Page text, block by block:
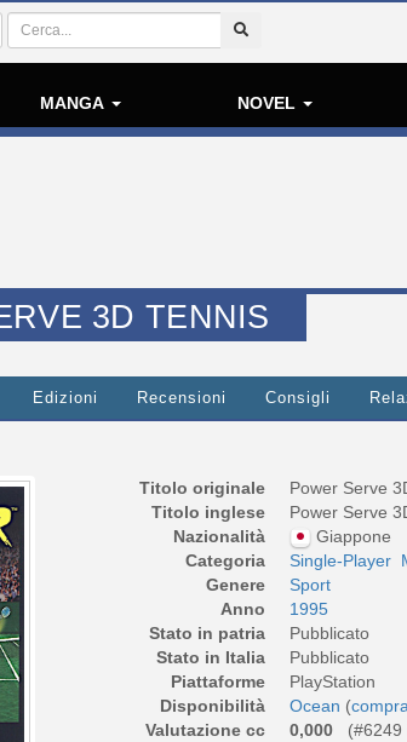
MANGA NOVEL
3D TENNIS
Edizioni Recensioni Consigli
Titolo originale
Power Serve
Titolo inglese
Power Serve
Nazionalità
Giappone
Categoria
Single-Player
Genere
Sport
Anno
1995
Stato in patria
Pubblicato
Stato in Italia
Pubblicato
Piattaforme
PlayStation
Disponibilità
Ocean (
Valutazione cc
0,000 (#6249